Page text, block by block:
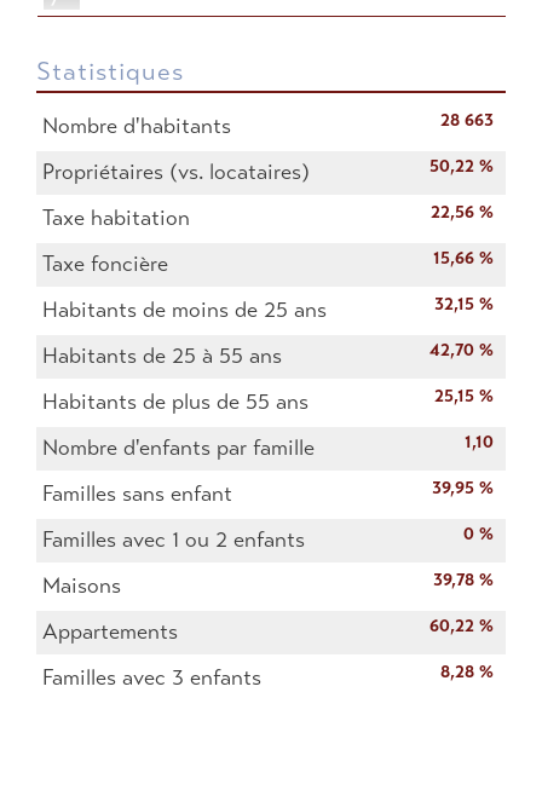
Statistiques
Nombre d'habitants 28 663
Propriétaires (vs. locataires) 50,22 %
Taxe habitation 22,56 %
Taxe foncière 15,66 %
Habitants de moins de 25 ans 32,15 %
Habitants de 25 à 55 ans 42,70 %
Habitants de plus de 55 ans 25,15 %
Nombre d'enfants par famille 1,10
Familles sans enfant 39,95 %
Familles avec 1 ou 2 enfants 0 %
Maisons 39,78 %
Appartements 60,22 %
Familles avec 3 enfants 8,28 %